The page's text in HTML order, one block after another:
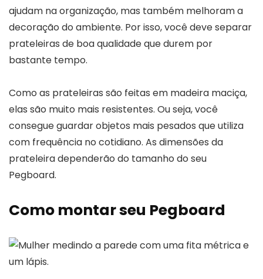
ajudam na organização, mas também melhoram a
decoração do ambiente. Por isso, você deve separar
prateleiras de boa qualidade que durem por
bastante tempo.
Como as prateleiras são feitas em madeira maciça,
elas são muito mais resistentes. Ou seja, você
consegue guardar objetos mais pesados que utiliza
com frequência no cotidiano. As dimensões da
prateleira dependerão do tamanho do seu
Pegboard.
Como montar seu Pegboard